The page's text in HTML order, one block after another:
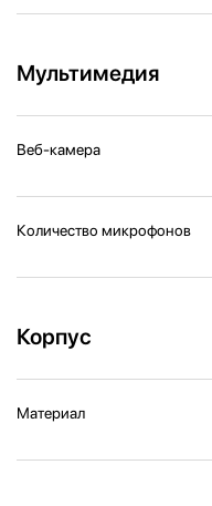
Мультимедия
Веб-камера
Количество микрофонов
Корпус
Материал